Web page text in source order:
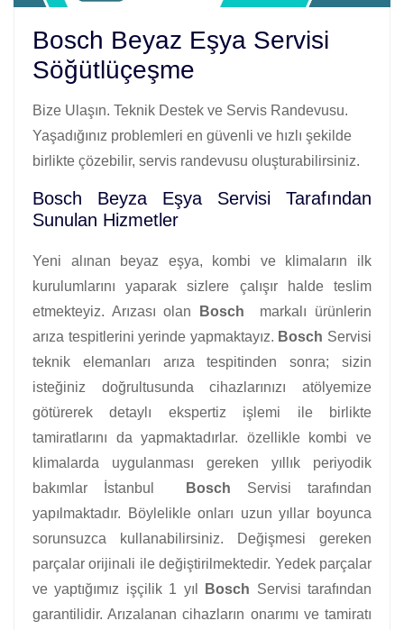
Bosch Beyaz Eşya Servisi
Söğütlüçeşme
Bize Ulaşın. Teknik Destek ve Servis Randevusu.
Yaşadığınız problemleri en güvenli ve hızlı şekilde
birlikte çözebilir, servis randevusu oluşturabilirsiniz.
Bosch Beyza Eşya Servisi Tarafından
Sunulan Hizmetler
Yeni alınan beyaz eşya, kombi ve klimaların ilk
kurulumlarını yaparak sizlere çalışır halde teslim
etmekteyiz. Arızası olan
Bosch markalı ürünlerin
arıza tespitlerini yerinde yapmaktayız. Bosch Servisi
teknik elemanları arıza tespitinden sonra; sizin
isteğiniz doğrultusunda cihazlarınızı atölyemize
götürerek detaylı ekspertiz işlemi ile birlikte
tamiratlarını da yapmaktadırlar. özellikle kombi ve
klimalarda uygulanması gereken yıllık periyodik
bakımlar İstanbul
Bosch Servisi tarafından
yapılmaktadır. Böylelikle onları uzun yıllar boyunca
sorunsuzca kullanabilirsiniz. Değişmesi gereken
parçalar orijinali ile değiştirilmektedir. Yedek parçalar
ve yaptığımız işçilik 1 yıl
Bosch Servisi tarafından
garantilidir. Arızalanan cihazların onarımı ve tamiratı